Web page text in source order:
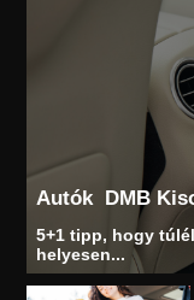
Autók DMB
5+1 tipp, hogy
helyesen...